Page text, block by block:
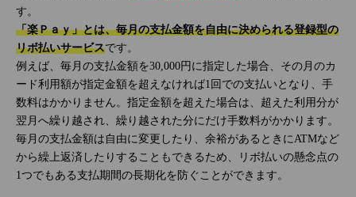
す。
「楽Ｐａｙ」とは、毎月の支払金額を自由に決められる登録型の
リボ払いサービスです。
例えば、毎月の支払金額を30,000円に指定した場合、その月のカ
ード利用額が指定金額を超えなければ1回での支払いとなり、手
数料はかかりません。指定金額を超えた場合は、超えた利用分が
翌月へ繰り越され、繰り越された分にだけ手数料がかかります。
毎月の支払金額は自由に変更したり、余裕があるときにATMなど
から繰上返済したりすることもできるため、リボ払いの懸念点の
1つでもある支払期間の長期化を防ぐことができます。